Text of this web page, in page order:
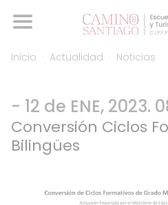
Inicio Actualidad Noticias
- 12 de ENE, 2023.
Conversión Ciclos
Bilingües